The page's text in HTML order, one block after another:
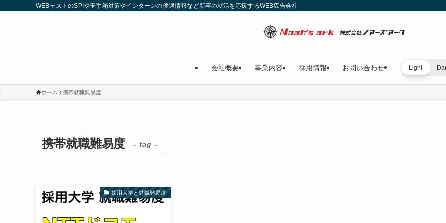
WEBテストのSPIや玉手箱対策やインターンの優遇情報など新卒の就活を応援するWEB広告会社
会社概要 事業内容 採用情報 お問い合わせ Light
ホーム 携帯就職難易度
携帯就職難易度 – tag –
採用大学と就職難易度